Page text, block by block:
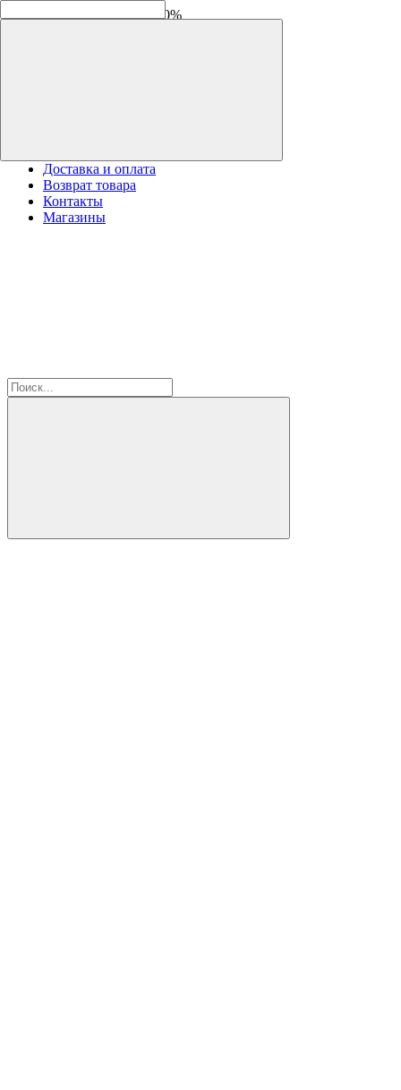
Скидки на новинки до -30%
Доставка и оплата
Возврат товара
Контакты
Магазины